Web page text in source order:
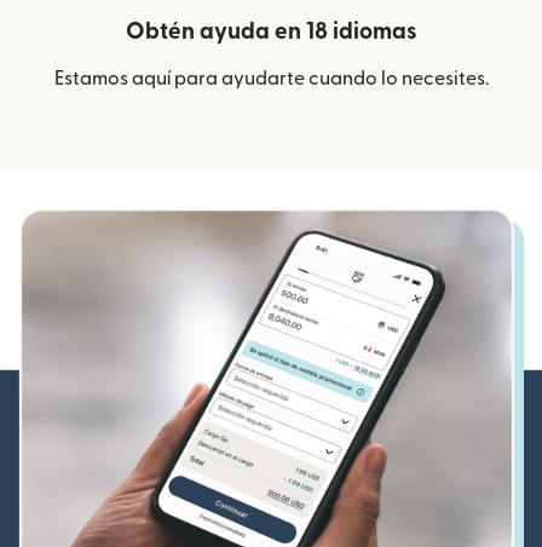
Obtén ayuda en 18 idiomas
Estamos aquí para ayudarte cuando lo necesites.